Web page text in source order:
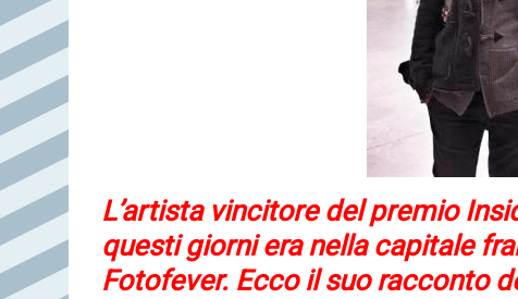
L’artista vincitore del premio
questi giorni era nella capitale
Fotofever. Ecco il suo racconto